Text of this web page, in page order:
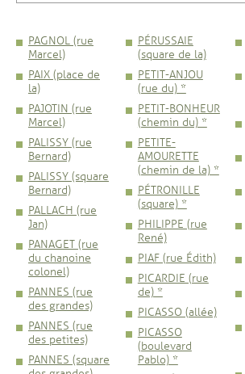
PAGNOL (rue
Marcel)
PAIX (place de
la)
PAJOTIN (rue
Marcel)
PALISSY (rue
Bernard)
PALISSY (square
Bernard)
PALLACH (rue
Jan)
PANAGET (rue
du chanoine
colonel)
PANNES (rue
des grandes)
PANNES (rue
des petites)
PANNES (square
PÉRUSSAIE
(square de la)
PETIT-ANJOU
(rue du) *
PETIT-BONHEUR
(chemin du) *
PETITE-
AMOURETTE
(chemin de la) *
PÉTRONILLE
(square) *
PHILIPPE (rue
René)
PIAF (rue Édith)
PICARDIE (rue
de) *
PICASSO (allée)
PICASSO
(boulevard
Pablo) *